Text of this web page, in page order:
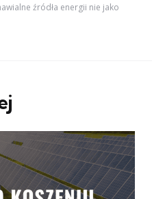
źródła energii nie jako